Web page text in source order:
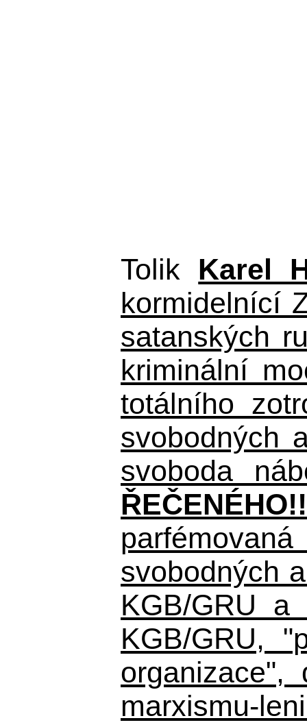
Tolik Karel
kormidelnící
satanských
kriminální
totálního
svobodných
svoboda
svobodných
KGB/GRU
KGB/GRU,
organizace",
marxismu-